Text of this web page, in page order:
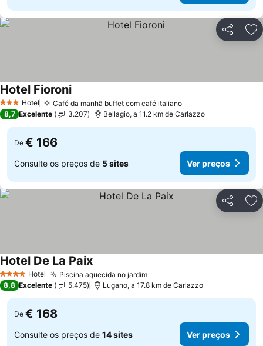
Partilhar
3 EstrelasHotel Café da manhã buffet com café italiano
Hotel Fioroni
8,7 Excelente 3.207 Bellagio, a 11.2 km de Carlazzo
De € 166
Consulte os preços de 5 sites Ver preços
Partilhar
4 EstrelasHotel Piscina aquecida no jardim
Hotel De La Paix
8,8 Excelente 5.475 Lugano, a 17.8 km de Carlazzo
De € 168
Consulte os preços de 14 sites Ver preços